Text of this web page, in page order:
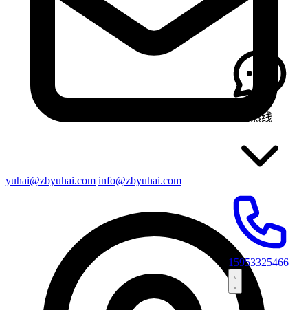
yuhai@zbyuhai.com info@zbyuhai.com
咨询热线
15953325466